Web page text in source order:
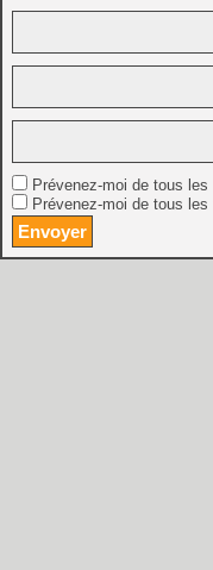
Prévenez-moi de tous
Prévenez-moi de tous